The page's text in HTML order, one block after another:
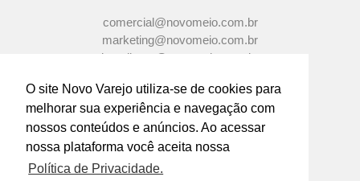
O site Novo Varejo utiliza-se de cookies para
melhorar sua experiência e navegação com
nossos conteúdos e anúncios. Ao acessar
nossa plataforma você aceita nossa
Política de Privacidade.
comercial@novomeio.com.br
marketing@novomeio.com.br
jornalismo@novomeio.com.br
CONFIRA AS NOSSAS REDES SOCIAIS